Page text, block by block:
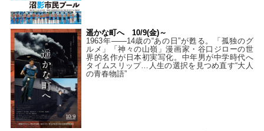
遥かな町へ 10/9(金)～
1963年――14歳の“あの日”が甦る。「孤独のグ
ルメ」「神々の山嶺」漫画家・谷口ジローの世
界的名作が日本初実写化。中年男が中学時代へ
タイムスリップ…人生の選択を見つめ直す“大人
の青春物語”